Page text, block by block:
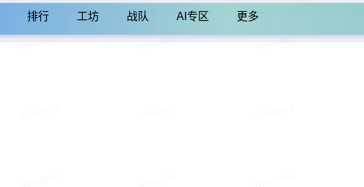
排行 工坊 战队 AI专区 更多